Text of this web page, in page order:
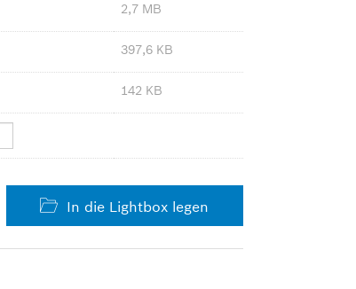
2,7 MB
397,6 KB
142 KB
In die Lightbox legen